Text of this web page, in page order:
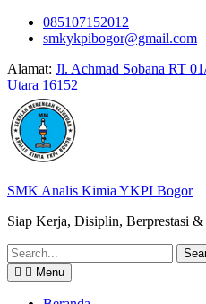
Skip
085107152012
smkykpibogor@gmail.com
Alamat: Jl. Achmad Sobana RT
Utara 16152
SMK Analis Kimia YKPI Bogor
Siap Kerja, Disiplin, Berprestasi
Search
for:
Menu